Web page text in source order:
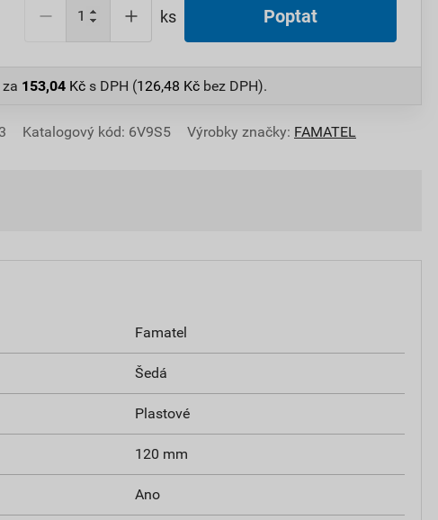
ks Poptat
za 153,04 Kč s DPH (126,48 Kč bez DPH).
Katalogový kód: 6V9S5 Výrobky značky: FAMATEL
Famatel
Šedá
Plastové
120 mm
Ano